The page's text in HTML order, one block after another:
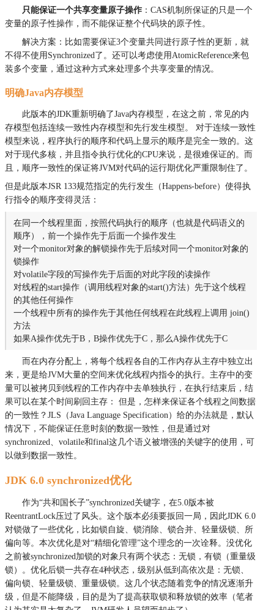
只能保证一个共享变量原子操作 ：CAS机制所保证的只是一个
变量的原子性操作，而不能保证整个代码块的原子性。
解决方案：比如需要保证3个变量共同进行原子性的更新，就
不得不使用Synchronized了。还可以考虑使用AtomicReference来包
装多个变量，通过这种方式来处理多个共享变量的情况。
明确Java内存模型
此版本的JDK重新明确了Java内存模型，在这之前，常见的内
存模型包括连续一致性内存模型和先行发生模型。 对于连续一致性
模型来说，程序执行的顺序和代码上显示的顺序是完全一致的。这
对于现代多核，并且指令执行优化的CPU来说，是很难保证的。而
且，顺序一致性的保证将JVM对代码的运行期优化严重限制住了。
但是此版本JSR 133规范指定的先行发生（Happens-before）使得执
行指令的顺序变得灵活：
在同一个线程里面，按照代码执行的顺序（也就是代码语义的
顺序），前一个操作先于后面一个操作发生
对一个monitor对象的解锁操作先于后续对同一个monitor对象的
锁操作
对volatile字段的写操作先于后面的对此字段的读操作
对线程的start操作（调用线程对象的start()方法）先于这个线程
的其他任何操作
一个线程中所有的操作先于其他任何线程在此线程上调用 join()
方法
如果A操作优先于B，B操作优先于C，那么A操作优先于C
而在内存分配上，将每个线程各自的工作内存从主存中独立出
来，更是给JVM大量的空间来优化线程内指令的执行。主存中的变
量可以被拷贝到线程的工作内存中去单独执行，在执行结束后，结
果可以在某个时间刷回主存： 但是，怎样来保证各个线程之间数据
的一致性？JLS（Java Language Specification）给的办法就是，默认
情况下，不能保证任意时刻的数据一致性，但是通过对
synchronized、volatile和final这几个语义被增强的关键字的使用，可
以做到数据一致性。
JDK 6.0 synchronized优化
作为“共和国长子”synchronized关键字，在5.0版本被
ReentrantLock压过了风头。这个版本必须要扳回一局，因此JDK 6.0
对锁做了一些优化，比如锁自旋、锁消除、锁合并、轻量级锁、所
偏向等。本次优化是对“精细化管理”这个理念的一次诠释。没优化
之前被synchronized加锁的对象只有两个状态：无锁，有锁（重量级
锁）。优化后锁一共存在4种状态，级别从低到高依次是：无锁、
偏向锁、轻量级锁、重量级锁。这几个状态随着竞争的情况逐渐升
级，但是不能降级，目的是为了提高获取锁和释放锁的效率（笔者